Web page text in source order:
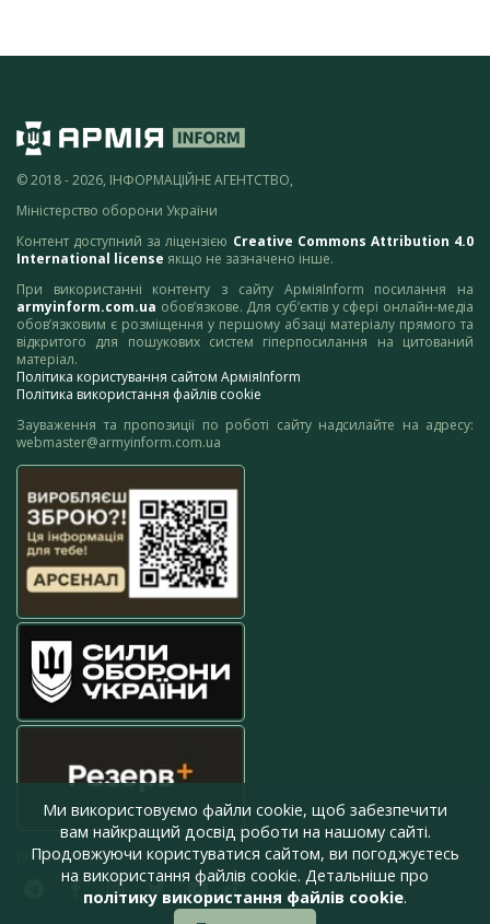
© 2018 - 2026, ІНФОРМАЦІЙНЕ АГЕНТСТВО,
Міністерство оборони України
Контент доступний за ліцензією Creative Commons Attribution 4.0
International license якщо не зазначено інше.
При використанні контенту з сайту АрміяInform посилання на
armyinform.com.ua обов’язкове. Для суб’єктів у сфері онлайн-медіа
обов’язковим є розміщення у першому абзаці матеріалу прямого та
відкритого для пошукових систем гіперпосилання на цитований
матеріал.
Політика користування сайтом АрміяInform
Політика використання файлів cookie
Зауваження та пропозиції по роботі сайту надсилайте на адресу:
webmaster@armyinform.com.ua
press@armyinform.com.ua
Ми використовуємо файли cookie, щоб забезпечити
вам найкращий досвід роботи на нашому сайті.
Продовжуючи користуватися сайтом, ви погоджуєтесь
на використання файлів cookie. Детальніше про
політику використання файлів cookie.